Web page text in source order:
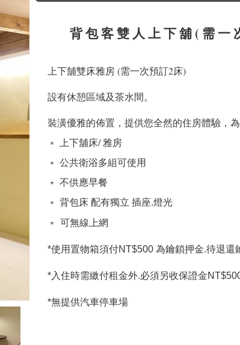
背包客雙人上下舖(需一
上下舖雙床雅房 (需一次預訂2床)
設有休憩區域及茶水間。
裝潢優雅的佈置，提供您全然的住房體驗，
﹡ 上下舖床/ 雅房
﹡ 公共衛浴多組可使用
﹡ 不供應早餐
﹡ 背包床 配有獨立 插座.燈光
﹡ 可無線上網
*使用置物箱須付NT$500 為鑰鎖押金.待退還
*入住時需繳付租金外.必須另收保證金
*無提供汽車停車場